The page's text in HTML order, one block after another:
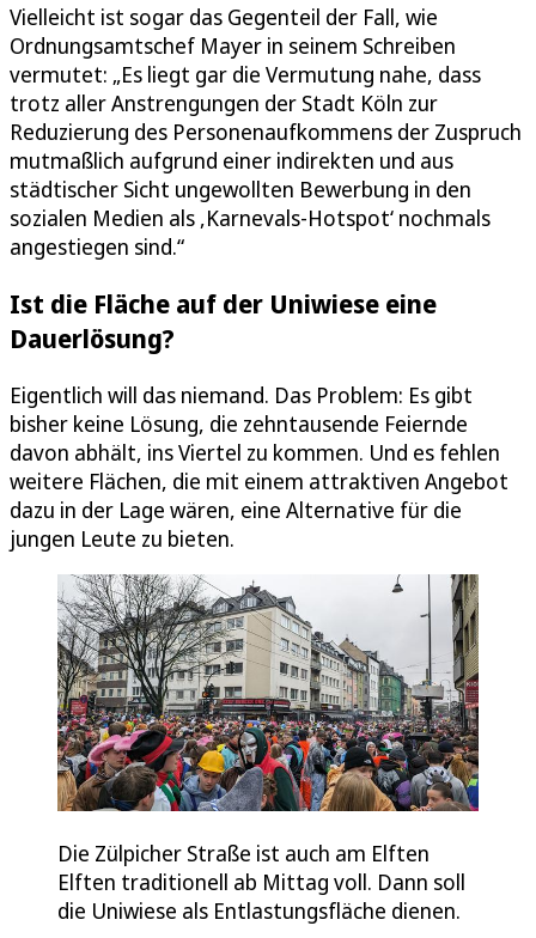
Vielleicht ist sogar das Gegenteil der Fall, wie
Ordnungsamtschef Mayer in seinem Schreiben
vermutet: „Es liegt gar die Vermutung nahe, dass
trotz aller Anstrengungen der Stadt Köln zur
Reduzierung des Personenaufkommens der Zuspruch
mutmaßlich aufgrund einer indirekten und aus
städtischer Sicht ungewollten Bewerbung in den
sozialen Medien als ,Karnevals-Hotspot‘ nochmals
angestiegen sind.“
Ist die Fläche auf der Uniwiese eine
Dauerlösung?
Eigentlich will das niemand. Das Problem: Es gibt
bisher keine Lösung, die zehntausende Feiernde
davon abhält, ins Viertel zu kommen. Und es fehlen
weitere Flächen, die mit einem attraktiven Angebot
dazu in der Lage wären, eine Alternative für die
jungen Leute zu bieten.
Die Zülpicher Straße ist auch am Elften
Elften traditionell ab Mittag voll. Dann soll
die Uniwiese als Entlastungsfläche dienen.